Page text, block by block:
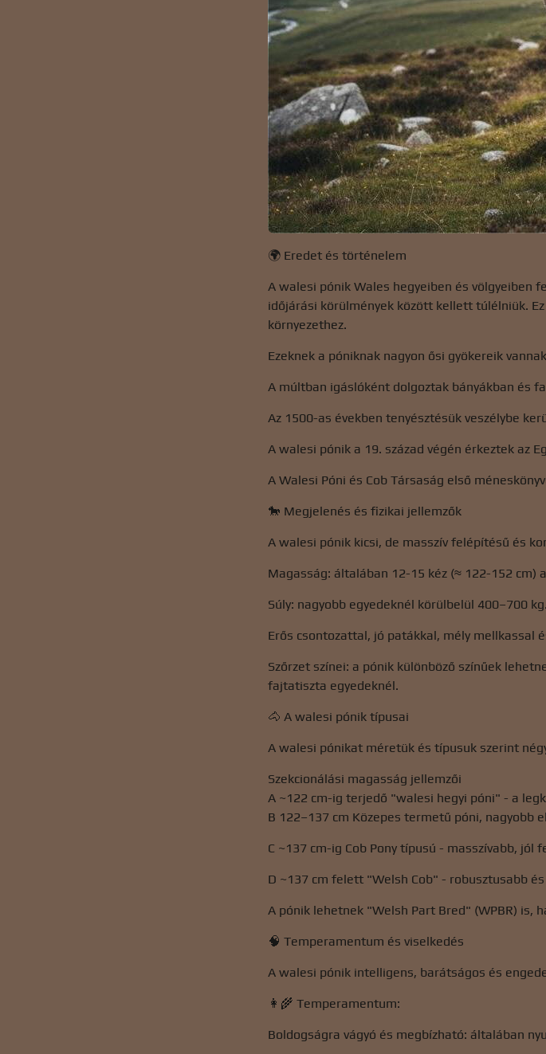
🌍 Eredet és történelem
A walesi pónik Wales hegyeiben és völgyeiben
időjárási körülmények között kellett túlélniük.
környezethez.
Ezeknek a póniknak nagyon ősi gyökereik
A múltban igáslóként dolgoztak bányákban és
Az 1500-as években tenyésztésük veszélybe
A walesi pónik a 19. század végén érkeztek az
A Walesi Póni és Cob Társaság első
🐎 Megjelenés és fizikai jellemzők
A walesi pónik kicsi, de masszív felépítésű és
Magasság: általában 12-15 kéz (≈ 122-152 cm)
Súly: nagyobb egyedeknél körülbelül 400–700 kg.
Erős csontozattal, jó patákkal, mély mellkassal
Szőrzet színei: a pónik különböző színűek
fajtatiszta egyedeknél.
🐴 A walesi pónik típusai
A walesi pónikat méretük és típusuk szerint
Szekcionálási magasság jellemzői
A ~122 cm-ig terjedő "walesi hegyi póni" - a
B 122–137 cm Közepes termetű póni, nagyobb
C ~137 cm-ig Cob Pony típusú - masszívabb, jól
D ~137 cm felett "Welsh Cob" - robusztusabb
A pónik lehetnek "Welsh Part Bred" (WPBR) is,
🧠 Temperamentum és viselkedés
A walesi pónik intelligens, barátságos és
👩‍🌾 Temperamentum:
Boldogságra vágyó és megbízható: általában